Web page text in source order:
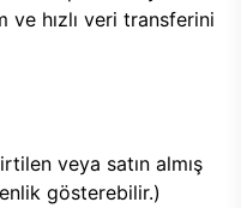
ve hızlı veri transferini
veya satın almış
gösterebilir.)